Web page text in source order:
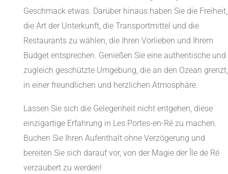
Geschmack etwas. Darüber hinaus haben Sie die Freiheit,
die Art der Unterkunft, die Transportmittel und die
Restaurants zu wählen, die Ihren Vorlieben und Ihrem
Budget entsprechen. Genießen Sie eine authentische und
zugleich geschützte Umgebung, die an den Ozean grenzt,
in einer freundlichen und herzlichen Atmosphäre.
Lassen Sie sich die Gelegenheit nicht entgehen, diese
einzigartige Erfahrung in Les Portes-en-Ré zu machen.
Buchen Sie Ihren Aufenthalt ohne Verzögerung und
bereiten Sie sich darauf vor, von der Magie der Île de Ré
verzaubert zu werden!